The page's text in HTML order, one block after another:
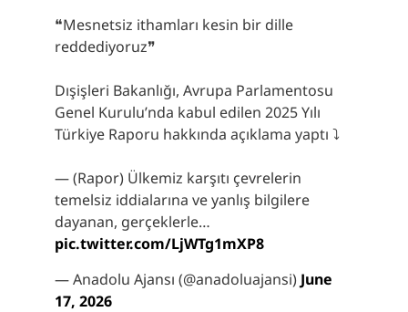
❝Mesnetsiz ithamları kesin bir dille
reddediyoruz❞
Dışişleri Bakanlığı, Avrupa Parlamentosu
Genel Kurulu’nda kabul edilen 2025 Yılı
Türkiye Raporu hakkında açıklama yaptı ⤵️
— (Rapor) Ülkemiz karşıtı çevrelerin
temelsiz iddialarına ve yanlış bilgilere
dayanan, gerçeklerle…
pic.twitter.com/LjWTg1mXP8
— Anadolu Ajansı (@anadoluajansi) June
17, 2026